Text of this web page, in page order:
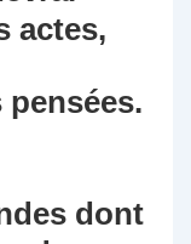
actes,
dont